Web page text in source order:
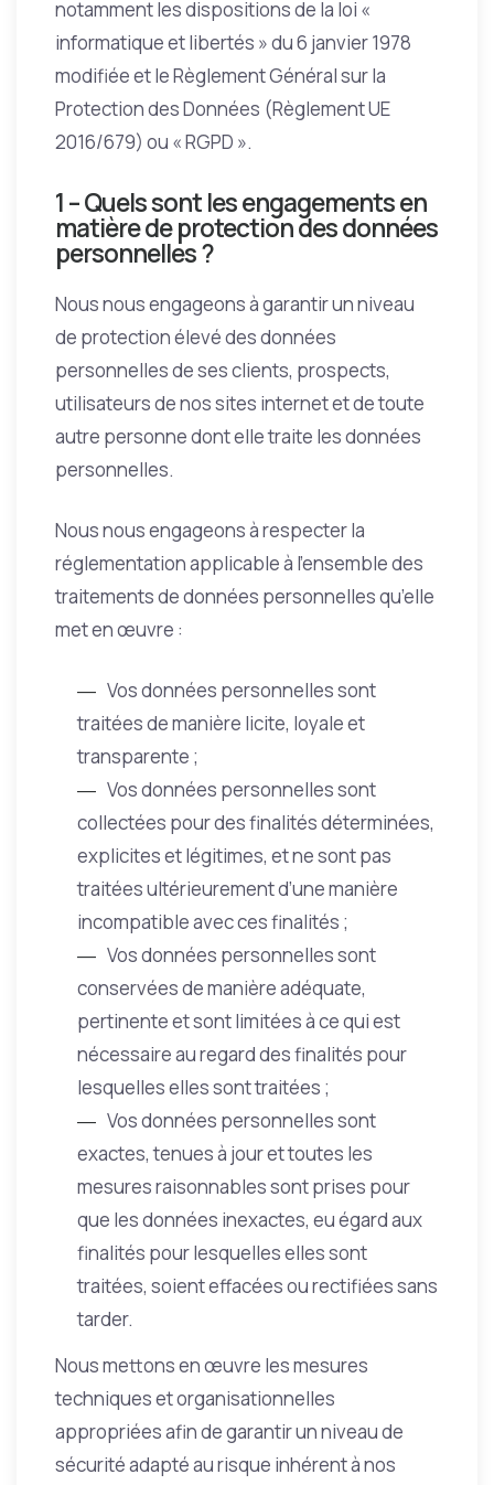
notamment les dispositions de la loi «
informatique et libertés » du 6 janvier 1978
modifiée et le Règlement Général sur la
Protection des Données (Règlement UE
2016/679) ou « RGPD ».
1 – Quels sont les engagements en
matière de protection des données
personnelles ?
Nous nous engageons à garantir un niveau
de protection élevé des données
personnelles de ses clients, prospects,
utilisateurs de nos sites internet et de toute
autre personne dont elle traite les données
personnelles.
Nous nous engageons à respecter la
réglementation applicable à l’ensemble des
traitements de données personnelles qu’elle
met en œuvre :
Vos données personnelles sont
traitées de manière licite, loyale et
transparente ;
Vos données personnelles sont
collectées pour des finalités déterminées,
explicites et légitimes, et ne sont pas
traitées ultérieurement d’une manière
incompatible avec ces finalités ;
Vos données personnelles sont
conservées de manière adéquate,
pertinente et sont limitées à ce qui est
nécessaire au regard des finalités pour
lesquelles elles sont traitées ;
Vos données personnelles sont
exactes, tenues à jour et toutes les
mesures raisonnables sont prises pour
que les données inexactes, eu égard aux
finalités pour lesquelles elles sont
traitées, soient effacées ou rectifiées sans
tarder.
Nous mettons en œuvre les mesures
techniques et organisationnelles
appropriées afin de garantir un niveau de
sécurité adapté au risque inhérent à nos